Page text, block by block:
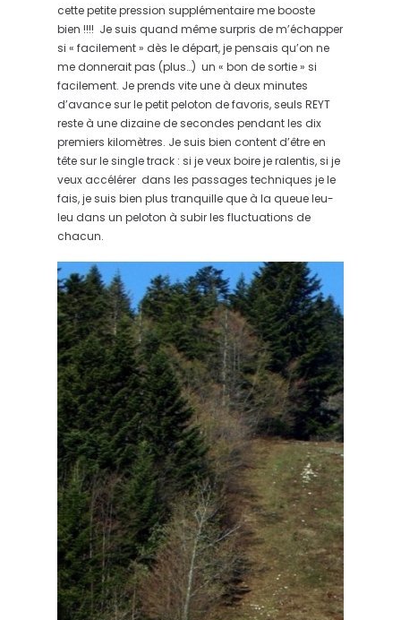
cette petite pression supplémentaire me booste
bien !!!! Je suis quand même surpris de m’échapper
si « facilement » dès le départ, je pensais qu’on ne
me donnerait pas (plus…) un « bon de sortie » si
facilement. Je prends vite une à deux minutes
d’avance sur le petit peloton de favoris, seuls REYT
reste à une dizaine de secondes pendant les dix
premiers kilomètres. Je suis bien content d’être en
tête sur le single track : si je veux boire je ralentis, si je
veux accélérer dans les passages techniques je le
fais, je suis bien plus tranquille que à la queue leu-
leu dans un peloton à subir les fluctuations de
chacun.